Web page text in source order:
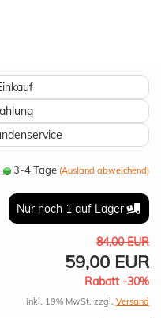
3-4 Tage (Ausland abweichend)
Nur noch 1 auf Lager
84,00 EUR
59,00 EUR
Rabatt -30%
inkl. 19% MwSt. zzgl. Versand